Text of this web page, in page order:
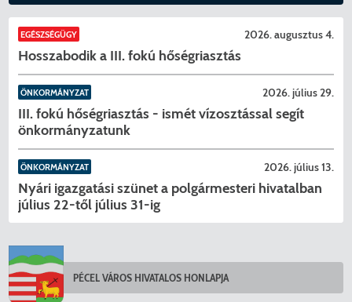
EGÉSZSÉGÜGY 2026. augusztus 4.
Hosszabodik a III. fokú hőségriasztás
ÖNKORMÁNYZAT 2026. július 29.
III. fokú hőségriasztás - ismét vízosztással segít
önkormányzatunk
ÖNKORMÁNYZAT 2026. július 13.
Nyári igazgatási szünet a polgármesteri hivatalban
július 22-től július 31-ig
PÉCEL VÁROS HIVATALOS HONLAPJA